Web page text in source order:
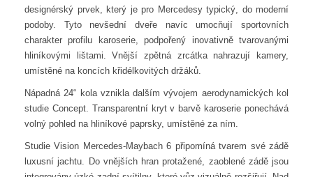
designérský prvek, který je pro Mercedesy typický, do moderní
podoby. Tyto nevšední dveře navíc umocňují sportovních
charakter profilu karoserie, podpořený inovativně tvarovanými
hliníkovými lištami. Vnější zpětná zrcátka nahrazují kamery,
umístěné na koncích křidélkovitých držáků.
Nápadná 24“ kola vznikla dalším vývojem aerodynamických kol
studie Concept. Transparentní kryt v barvě karoserie ponechává
volný pohled na hliníkové paprsky, umístěné za ním.
Studie Vision Mercedes-Maybach 6 připomíná tvarem své zádě
luxusní jachtu. Do vnějších hran protažené, zaoblené zádě jsou